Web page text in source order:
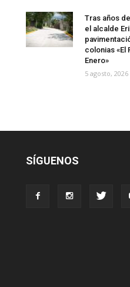
Tras años
el alcalde
colonias «El
Enero»
5 agosto, 2026
SÍGUENOS